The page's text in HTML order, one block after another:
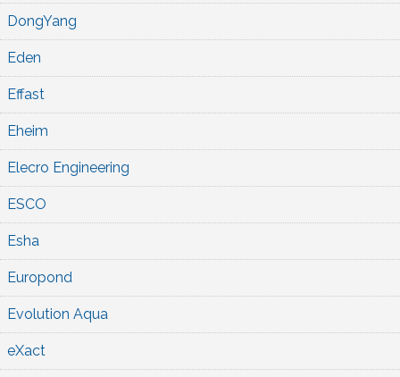
DongYang
Eden
Effast
Eheim
Elecro Engineering
ESCO
Esha
Europond
Evolution Aqua
eXact